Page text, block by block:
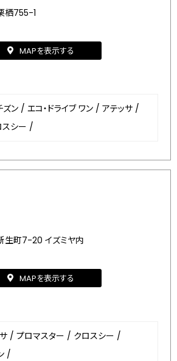
栖755-1
MAPを表示する
ズン / エコ・ドライブ ワン / アテッサ /
スシー /
生町7-20 イズミヤ内
MAPを表示する
/ プロマスター / クロスシー /
/